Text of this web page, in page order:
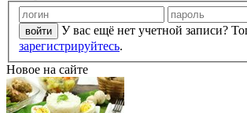
У вас ещё нет учетной записи?
зарегистрируйтесь.
Новое на сайте